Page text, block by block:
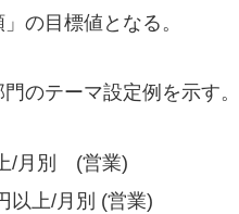
の目標値となる。
のテーマ設定例を示す。
/月別 (営業)
以上/月別 (営業)